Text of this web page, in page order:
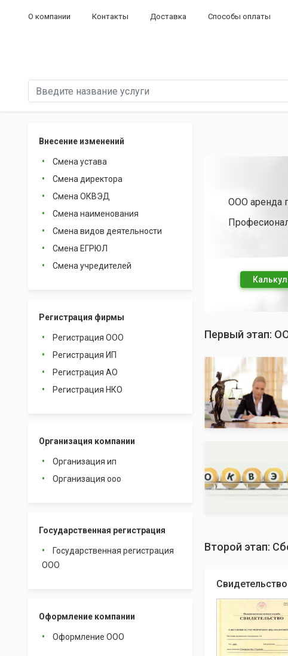
О компании Контакты Доставка Способы оплаты
Внесение изменений
Смена устава
Смена директора
Смена ОКВЭД
Смена наименования
Смена видов деятельности
Смена ЕГРЮЛ
Смена учредителей
Регистрация фирмы
Регистрация ООО
Регистрация ИП
Регистрация АО
Регистрация НКО
Организация компании
Организация ип
Организация ооо
Государственная регистрация
Государственная регистрация
ООО
Оформление компании
Оформление ООО
ООО аренда
Первый этап:
Второй этап: